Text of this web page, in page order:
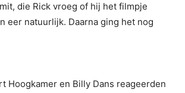
die Rick vroeg of hij het filmpje
eer natuurlijk. Daarna ging het nog
Hoogkamer en Billy Dans reageerden